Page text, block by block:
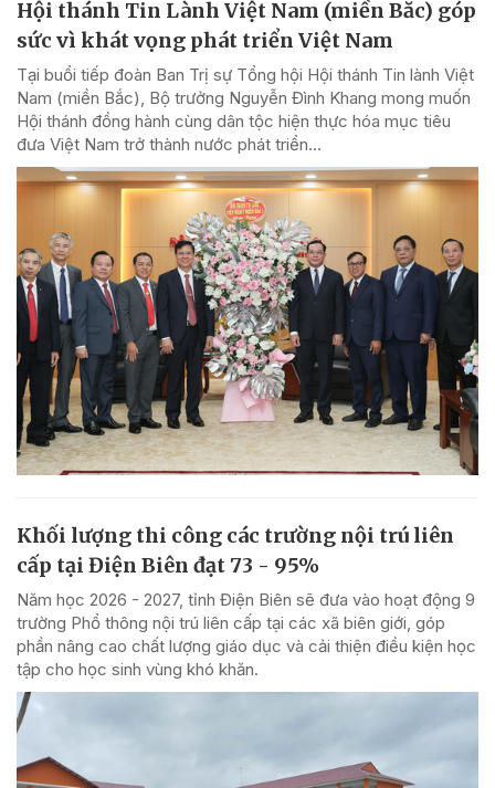
Hội thánh Tin Lành Việt Nam (miền Bắc) góp
sức vì khát vọng phát triển Việt Nam
Tại buổi tiếp đoàn Ban Trị sự Tổng hội Hội thánh Tin lành Việt
Nam (miền Bắc), Bộ trưởng Nguyễn Đình Khang mong muốn
Hội thánh đồng hành cùng dân tộc hiện thực hóa mục tiêu
đưa Việt Nam trở thành nước phát triển...
Khối lượng thi công các trường nội trú liên
cấp tại Điện Biên đạt 73 - 95%
Năm học 2026 - 2027, tỉnh Điện Biên sẽ đưa vào hoạt động 9
trường Phổ thông nội trú liên cấp tại các xã biên giới, góp
phần nâng cao chất lượng giáo dục và cải thiện điều kiện học
tập cho học sinh vùng khó khăn.